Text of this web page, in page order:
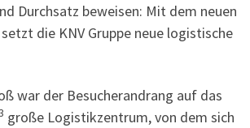
Durchsatz beweisen: Mit dem neuen
die KNV Gruppe neue logistische
war der Besucherandrang auf das
große Logistikzentrum, von dem sich